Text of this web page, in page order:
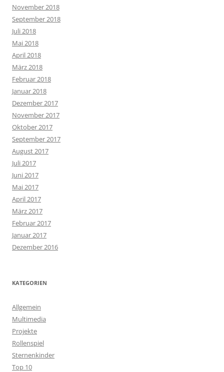
November 2018
September 2018
Juli 2018
Mai 2018
April 2018
März 2018
Februar 2018
Januar 2018
Dezember 2017
November 2017
Oktober 2017
September 2017
August 2017
Juli 2017
Juni 2017
Mai 2017
April 2017
März 2017
Februar 2017
Januar 2017
Dezember 2016
KATEGORIEN
Allgemein
Multimedia
Projekte
Rollenspiel
Sternenkinder
Top 10